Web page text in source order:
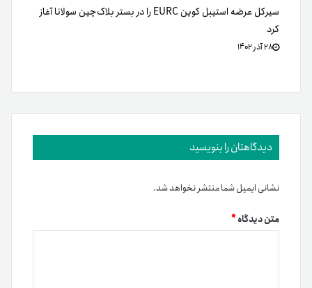
سیرکل عرضه استیبل کوین EURC را در بستر بلاک‌چین سولانا آغاز
کرد
۲۸ آذر ۱۴۰۲
دیدگاهتان را بنویسید
نشانی ایمیل شما منتشر نخواهد شد.
متن دیدگاه*